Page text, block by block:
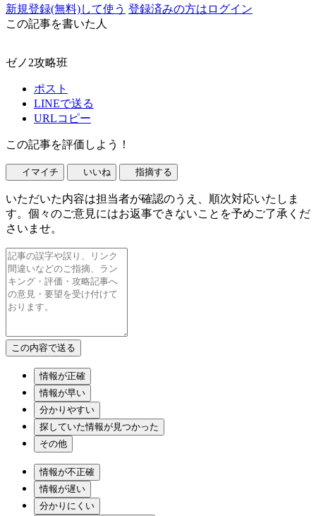
新規登録(無料)して使う 登録済みの方はログイン
この記事を書いた人
ゼノ2攻略班
ポスト
LINEで送る
URLコピー
この記事を評価しよう！
イマイチ いいね 指摘する
いただいた内容は担当者が確認のうえ、順次対応いたしま
す。個々のご意見にはお返事できないことを予めご了承くだ
さいませ。
情報が正確
情報が早い
分かりやすい
探していた情報が見つかった
その他
情報が不正確
情報が遅い
分かりにくい